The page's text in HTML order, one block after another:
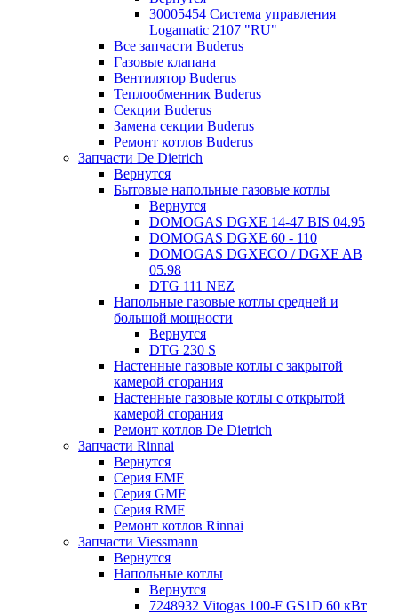
30005454 Система управления
Logamatic 2107 "RU"
Все запчасти Buderus
Газовые клапана
Вентилятор Buderus
Теплообменник Buderus
Секции Buderus
Замена секции Buderus
Ремонт котлов Buderus
Запчасти De Dietrich
Вернутся
Бытовые напольные газовые котлы
Вернутся
DOMOGAS DGXE 14-47 BIS 04.95
DOMOGAS DGXE 60 - 110
DOMOGAS DGXECO / DGXE AB
05.98
DTG 111 NEZ
Напольные газовые котлы средней и
большой мощности
Вернутся
DTG 230 S
Настенные газовые котлы с закрытой
камерой сгорания
Настенные газовые котлы с открытой
камерой сгорания
Ремонт котлов Dе Dietrich
Запчасти Rinnai
Вернутся
Серия EMF
Серия GMF
Серия RMF
Ремонт котлов Rinnai
Запчасти Viessmann
Вернутся
Напольные котлы
Вернутся
7248932 Vitogas 100-F GS1D 60 кВт